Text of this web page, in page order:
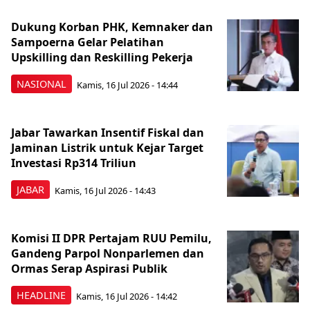
NASIONAL
Dukung Korban PHK, Kemnaker dan
Sampoerna Gelar Pelatihan
Upskilling dan Reskilling Pekerja
Kamis, 16 Jul 2026 - 14:44
JABAR
Jabar Tawarkan Insentif Fiskal dan
Jaminan Listrik untuk Kejar Target
Investasi Rp314 Triliun
Kamis, 16 Jul 2026 - 14:43
HEADLINE
Komisi II DPR Pertajam RUU Pemilu,
Gandeng Parpol Nonparlemen dan
Ormas Serap Aspirasi Publik
Kamis, 16 Jul 2026 - 14:42